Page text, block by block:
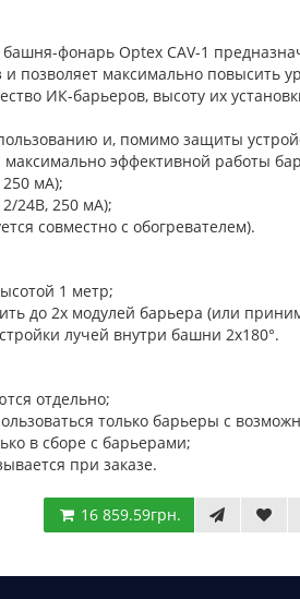
башня-фонарь Optex CAV-1
и позволяет максимально повысить
ИК-барьеров, высоту их
и, помимо защиты
максимально эффективной работы
мА);
24В, 250 мА);
совместно с обогревателем).
1 метр;
до 2х модулей барьера (или
лучей внутри башни 2х180°.
отдельно;
только барьеры с
в сборе с барьерами;
при заказе.
16 859.59грн.